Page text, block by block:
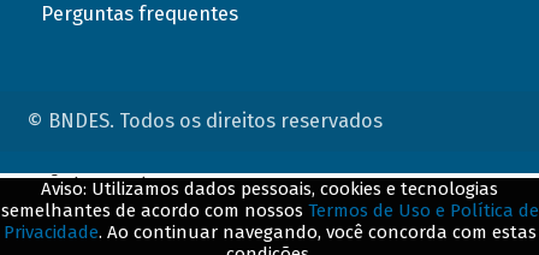
Perguntas frequentes
© BNDES. Todos os direitos reservados
Aviso: Utilizamos dados pessoais, cookies e tecnologias
semelhantes de acordo com nossos Termos de Uso e Política de
Privacidade. Ao continuar navegando, você concorda com estas
ConteÃºdo complementar
${title}${badge}